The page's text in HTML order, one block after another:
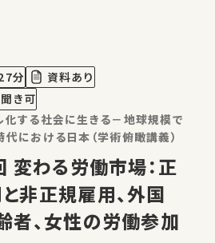
分
資料あり
き可
化する社会に生きる－地球規模で
における日本（学術俯瞰講義）
非正規雇用、外国
者、女性の労働参加